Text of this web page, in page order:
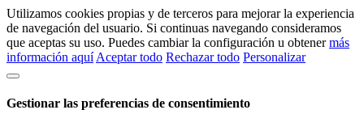
Utilizamos cookies propias y de terceros para mejorar la experiencia
de navegación del usuario. Si continuas navegando consideramos
que aceptas su uso. Puedes cambiar la configuración u obtenermás
información aquí Aceptar todo Rechazar todo Personalizar
Gestionar las preferencias de consentimiento